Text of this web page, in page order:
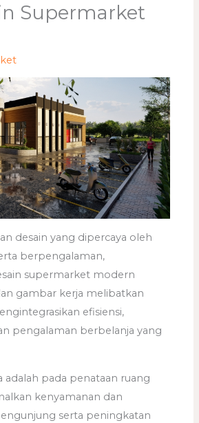
Supermarket
desain yang dipercaya oleh
berpengalaman,
supermarket modern
gambar kerja melibatkan
efisiensi,
pengalaman berbelanja yang
adalah pada penataan ruang
kenyamanan dan
serta peningkatan